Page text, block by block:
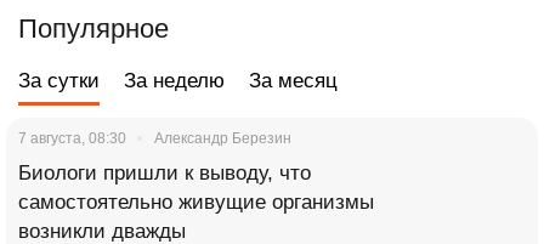
Популярное
За сутки За неделю За месяц
7 августа, 08:30 Александр Березин
Биологи пришли к выводу, что
самостоятельно живущие организмы
возникли дважды